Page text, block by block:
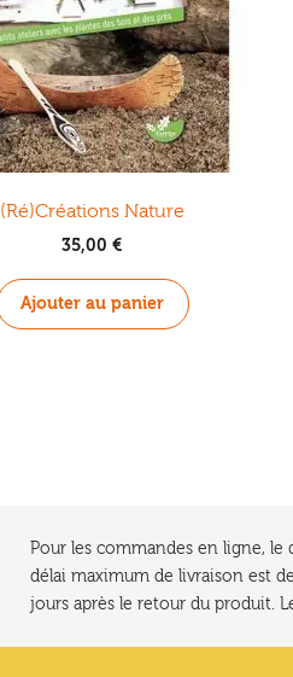
(Ré)Créations Nature
35,00€
Ajouter au panier
Pour les commandes en ligne, le
délai maximum de livraison est
jours après le retour du produit.